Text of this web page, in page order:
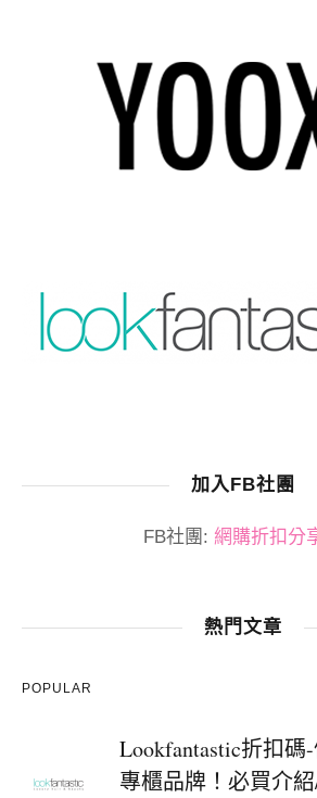
加入FB社團
FB社團: 網購折扣分
熱門文章
POPULAR
Lookfantastic折扣碼
專櫃品牌！必買介